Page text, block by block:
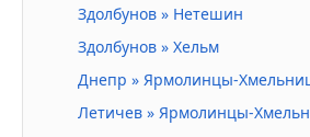
Здолбунов » Нетешин
Здолбунов » Хельм
Днепр » Ярмолинцы-
Летичев » Ярмолинцы-